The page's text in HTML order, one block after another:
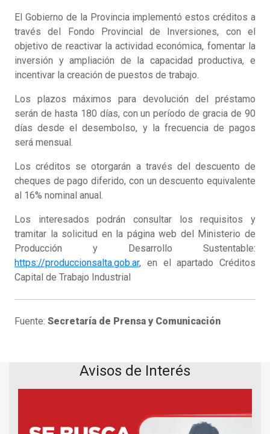
El Gobierno de la Provincia implementó estos créditos a
través del Fondo Provincial de Inversiones, con el
objetivo de reactivar la actividad económica, fomentar la
inversión y ampliación de la capacidad productiva, e
incentivar la creación de puestos de trabajo.
Los plazos máximos para devolución del préstamo
serán de hasta 180 días, con un período de gracia de 90
días desde el desembolso, y la frecuencia de pagos
será mensual.
Los créditos se otorgarán a través del descuento de
cheques de pago diferido, con un descuento equivalente
al 16% nominal anual.
Los interesados podrán consultar los requisitos y
tramitar la solicitud en la página web del Ministerio de
Producción y Desarrollo Sustentable:
https://produccionsalta.gob.ar, en el apartado Créditos
Capital de Trabajo Industrial
Fuente: Secretaría de Prensa y Comunicación
Avisos de Interés